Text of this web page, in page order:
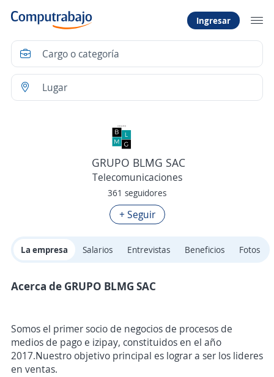
Ingresar
GRUPO BLMG SAC
Telecomunicaciones
361 seguidores
+ Seguir
La empresa Salarios Entrevistas Beneficios Fotos
Acerca de GRUPO BLMG SAC
Somos el primer socio de negocios de procesos de
medios de pago e izipay, constituidos en el año
2017.Nuestro objetivo principal es lograr a ser los lideres
en ventas.